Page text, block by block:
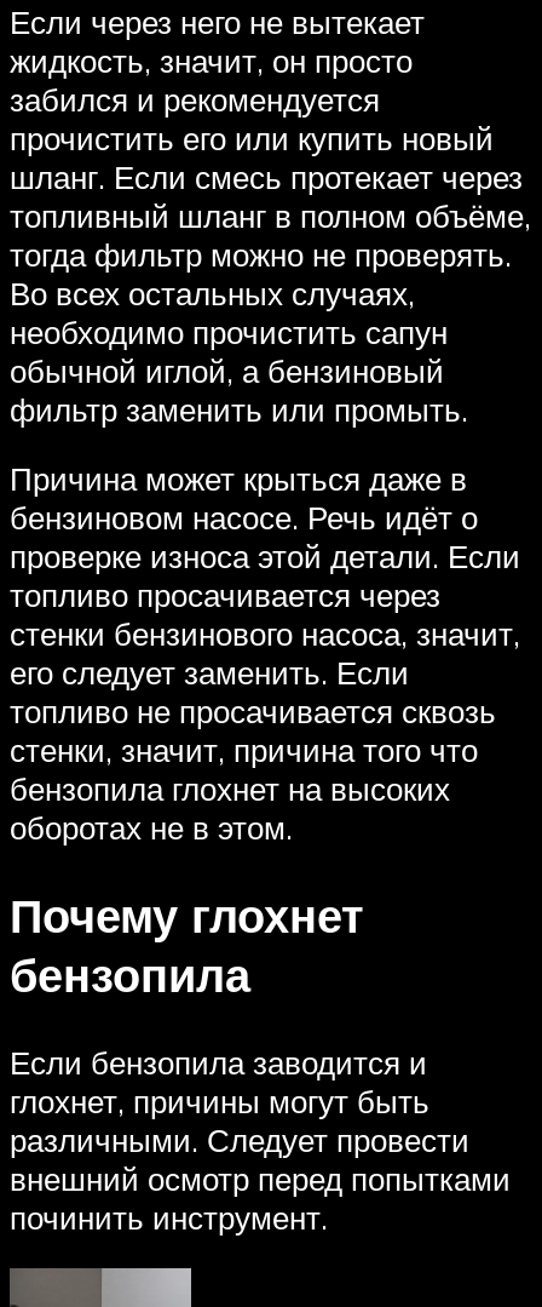
Если через него не вытекает
жидкость, значит, он просто
забился и рекомендуется
прочистить его или купить новый
шланг. Если смесь протекает через
топливный шланг в полном объёме,
тогда фильтр можно не проверять.
Во всех остальных случаях,
необходимо прочистить сапун
обычной иглой, а бензиновый
фильтр заменить или промыть.
Причина может крыться даже в
бензиновом насосе. Речь идёт о
проверке износа этой детали. Если
топливо просачивается через
стенки бензинового насоса, значит,
его следует заменить. Если
топливо не просачивается сквозь
стенки, значит, причина того что
бензопила глохнет на высоких
оборотах не в этом.
Почему глохнет
бензопила
Если бензопила заводится и
глохнет, причины могут быть
различными. Следует провести
внешний осмотр перед попытками
починить инструмент.